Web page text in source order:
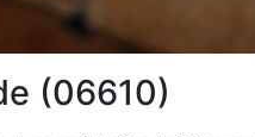
(06610)